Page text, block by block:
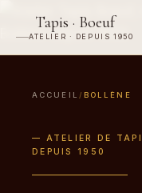
Tapis · Boeuf
ATELIER · DEPUIS 1950
ACCUEIL / BOLLÈNE
— ATELIER DE
DEPUIS 1950